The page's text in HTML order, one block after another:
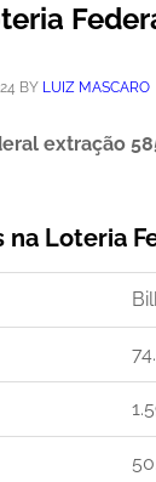
BY LUIZ MASCARO
extração
Loteria